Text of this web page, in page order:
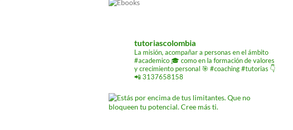
tutoriascolombia
La misión, acompañar a personas en el ámbito
#academico 🎓 como en la formación devalores
y crecimientopersonal 🎯 #coaching #tutorias 👇
📲 3137658158